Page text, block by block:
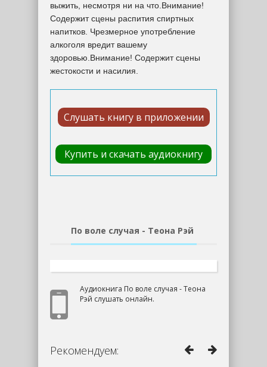
выжить, несмотря ни на что.Внимание!
Содержит сцены распития спиртных
напитков. Чрезмерное употребление
алкоголя вредит вашему
здоровью.Внимание! Содержит сцены
жестокости и насилия.
Слушать книгу в приложении
Купить и скачать аудиокнигу
По воле случая - Теона Рэй
Аудиокнига По воле случая - Теона
Рэй слушать онлайн.
Рекомендуем: